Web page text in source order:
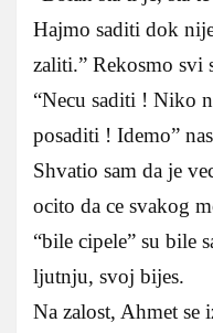
Hajmo saditi dok
zaliti.” Rekosmo svi
“Necu saditi ! Niko
posaditi ! Idemo”
Shvatio sam da je
ocito da ce svakog
“bile cipele” su bile
ljutnju, svoj bijes.
Na zalost, Ahmet se